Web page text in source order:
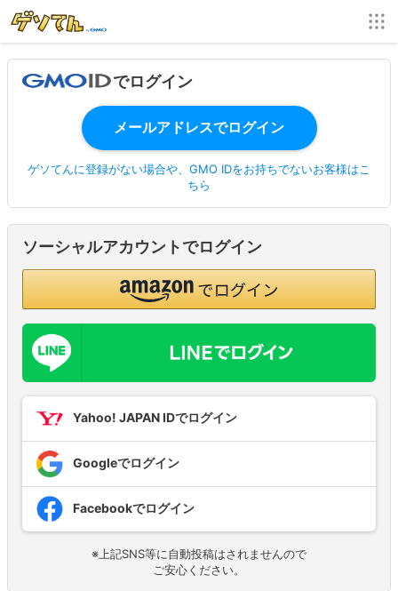
でログイン
ゲソてんに登録がない場合や、GMO IDをお持ちでないお客様はこ
ちら
ソーシャルアカウントでログイン
Yahoo! JAPAN IDでログイン
Googleでログイン
Facebookでログイン
※上記SNS等に自動投稿はされませんので
ご安心ください。